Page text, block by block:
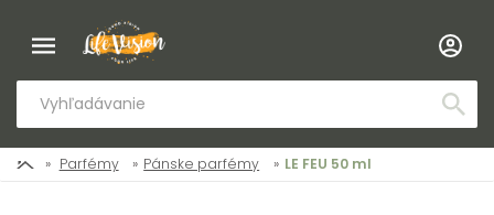
Parfémy Pánske parfémy LE FEU 50 ml